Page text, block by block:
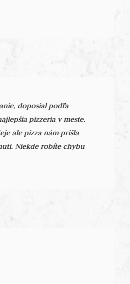
doposial podľa
pizzeria v meste.
ale pizza nám prišla
Niekde robíte chybu